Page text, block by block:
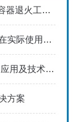
YLY-02H智能偏光应力仪：药用玻璃容器退火工艺管控与合规达标实战解决方案
塑料剥离强度测试结果如何反映材料在实际使用中的抗分层能力？
中科电子FCT-01摩擦系数仪：原理、应用及技术特性全解析
方案